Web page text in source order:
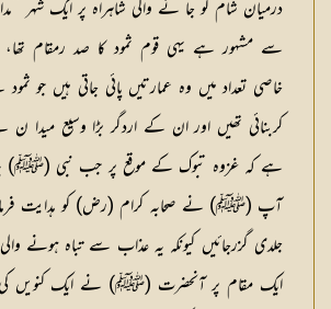
درمیان شام کو جا نے والی شاہراہ پر ایک شہر
سے مشہور ہے یہی قوم ثمود کا صد رمقام
خاصی تعداد میں وہ عمارتیں پائی جاتی ہیں جو
کربنائی تھیں اور ان کے اردگر بڑا وسیع میدا ن
ہے کہ غزوہ تبوک کے موقع پر جب نبی (ﷺ)
آپ (ﷺ) نے صحابہ کرام (رض) کو ہدایت
جلدی گزرجائیں کیونکہ یہ عذاب سے تباہ ہونے
ایک مقام پر آنحضرت (ﷺ) نے ایک کنویں کی